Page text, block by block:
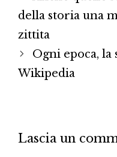
della storia una
zittita
Ogni epoca,
Wikipedia
Lascia un